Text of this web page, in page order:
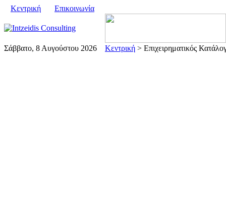
Κεντρική Επικοινωνία
Σάββατο, 8 Αυγούστου 2026 Κεντρική > Επιχειρηματικός